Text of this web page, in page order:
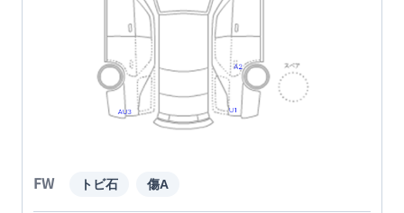
FW トビ石 傷A